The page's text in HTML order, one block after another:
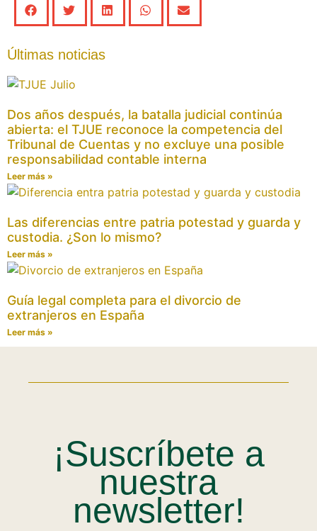
Últimas noticias
Dos años después, la batalla judicial continúa
abierta: el TJUE reconoce la competencia del
Tribunal de Cuentas y no excluye una posible
responsabilidad contable interna
Leer más »
Las diferencias entre patria potestad y guarda y
custodia. ¿Son lo mismo?
Leer más »
Guía legal completa para el divorcio de
extranjeros en España
Leer más »
¡Suscríbete a
nuestra
newsletter!